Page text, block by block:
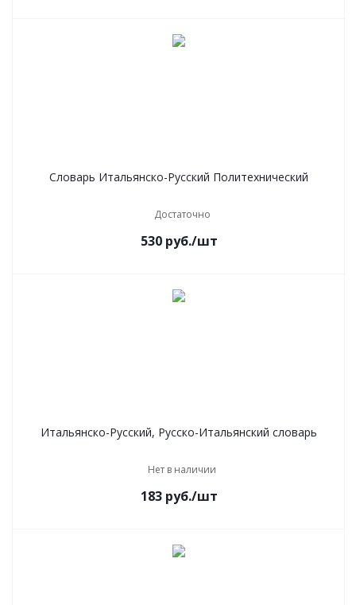
Словарь Итальянско-Русский Политехнический
Достаточно
530руб./шт
Итальянско-Русский, Русско-Итальянский словарь
Нет в наличии
183руб./шт